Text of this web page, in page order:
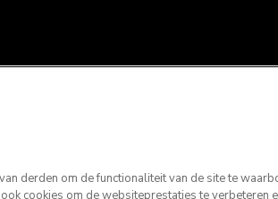
derden om de functionaliteit van de site te
cookies om de websiteprestaties te verbeteren